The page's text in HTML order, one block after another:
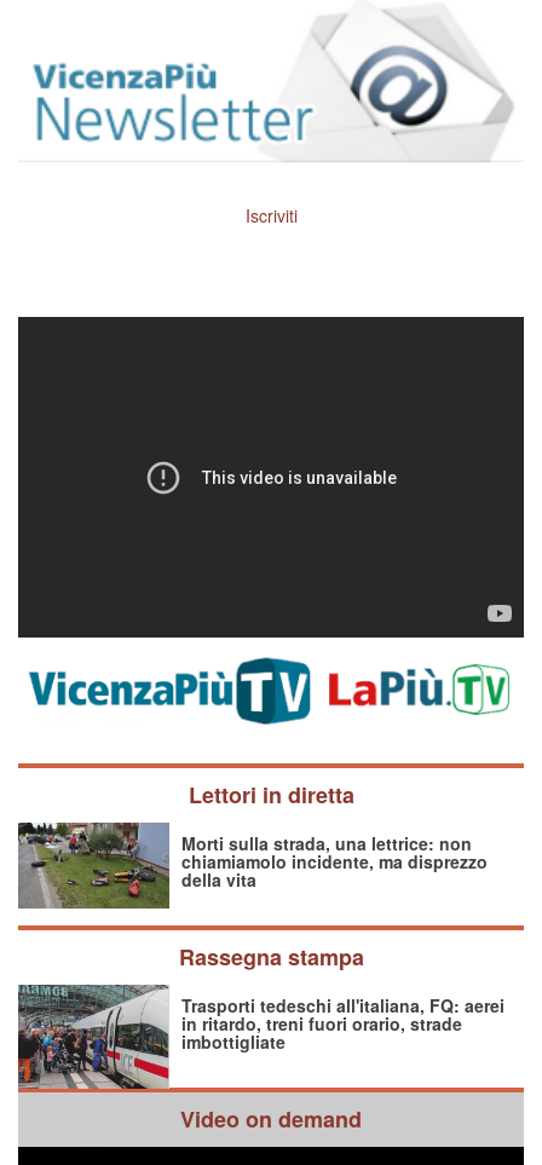
Iscriviti
Lettori in diretta
Morti sulla strada, una lettrice: non
chiamiamolo incidente, ma disprezzo
della vita
Rassegna stampa
Trasporti tedeschi all'italiana, FQ: aerei
in ritardo, treni fuori orario, strade
imbottigliate
Video on demand